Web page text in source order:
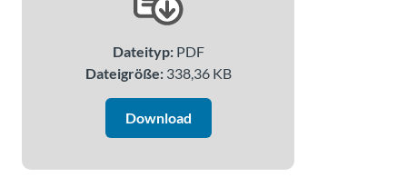
Dateityp:PDF
Dateigröße:338,36 KB
Download
Anwendungen
Über